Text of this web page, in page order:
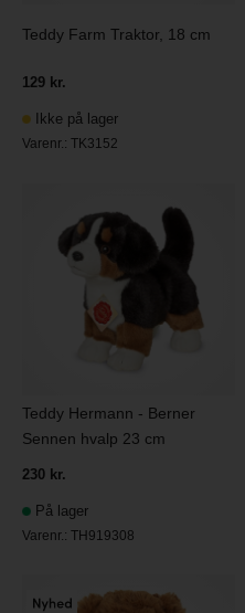
Teddy Farm Traktor, 18 cm
129 kr.
Ikke på lager
Varenr.:TK3152
Teddy Hermann - Berner
Sennen hvalp 23 cm
230 kr.
På lager
Varenr.:TH919308